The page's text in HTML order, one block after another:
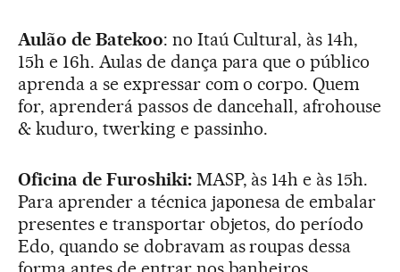
Aulão de Batekoo: no Itaú Cultural, às 14h,
15h e 16h. Aulas de dança para que o público
aprenda a se expressar com o corpo. Quem
for, aprenderá passos de dancehall, afrohouse
& kuduro, twerking e passinho.
Oficina de Furoshiki:MASP, às 14h e às 15h.
Para aprender a técnica japonesa de embalar
presentes e transportar objetos, do período
Edo, quando se dobravam as roupas dessa